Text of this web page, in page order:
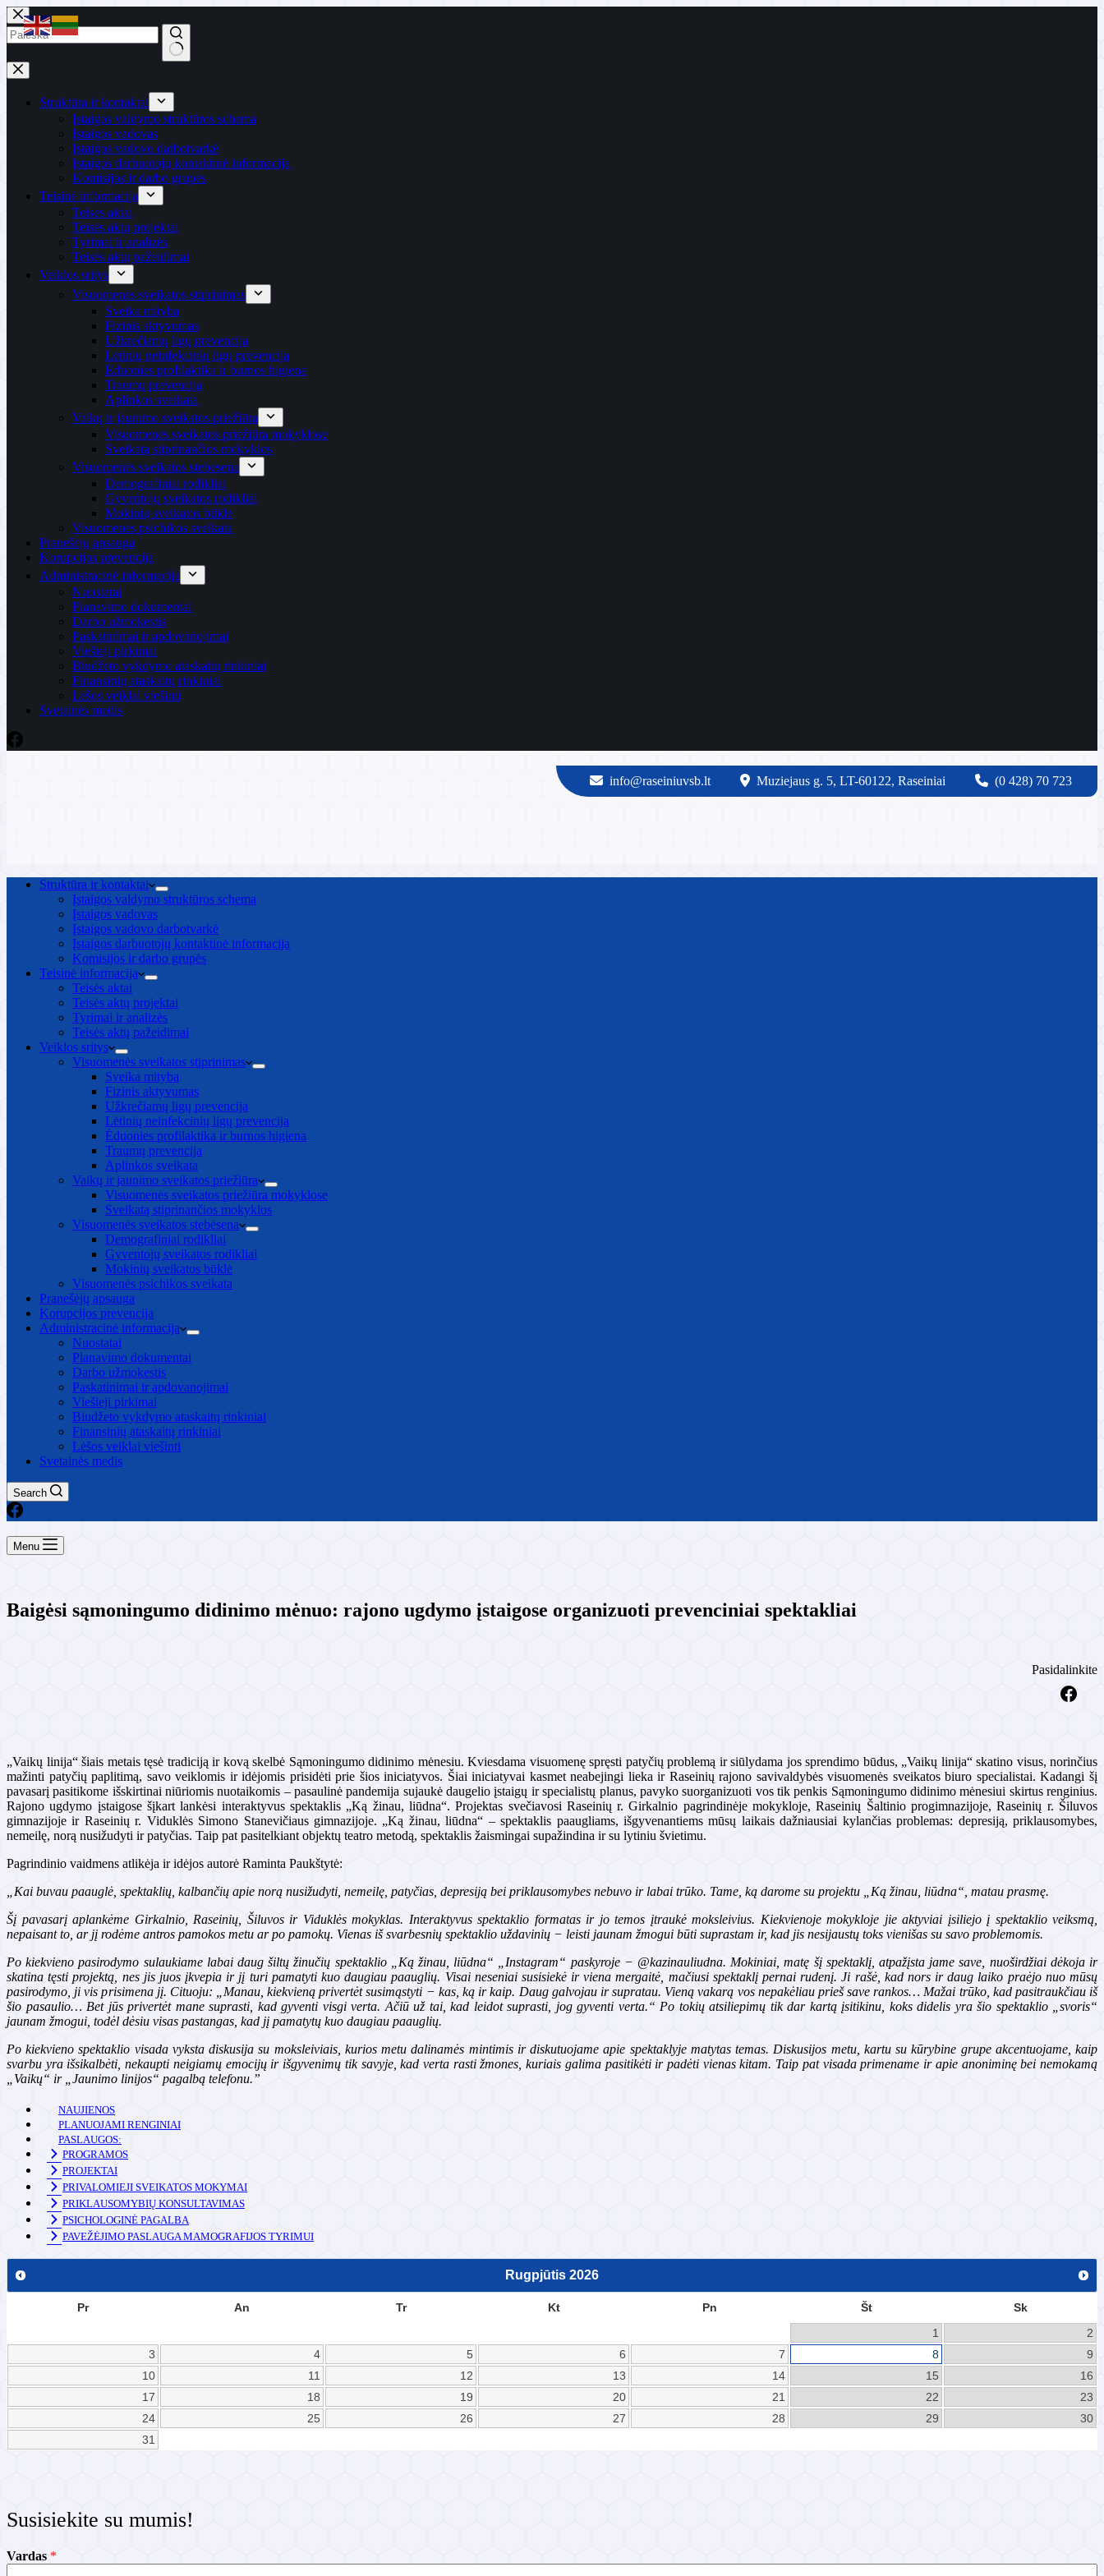
Skip
to
content
No
results
Struktūra ir kontaktai
Įstaigos valdymo struktūros schema
Įstaigos vadovas
Įstaigos vadovo darbotvarkė
Įstaigos darbuotojų kontaktinė informacija
Komisijos ir darbo grupės
Teisinė informacija
Teisės aktai
Teisės aktų projektai
Tyrimai ir analizės
Teisės aktų pažeidimai
Veiklos sritys
Visuomenės sveikatos stiprinimas
Sveika mityba
Fizinis aktyvumas
Užkrečiamų ligų prevencija
Lėtinių neinfekcinių ligų prevencija
Ėduonies profilaktika ir burnos higiena
Traumų prevencija
Aplinkos sveikata
Vaikų ir jaunimo sveikatos priežiūra
Visuomenės sveikatos priežiūra mokyklose
Sveikatą stiprinančios mokyklos
Visuomenės sveikatos stebėsena
Demografiniai rodikliai
Gyventojų sveikatos rodikliai
Mokinių sveikatos būklė
Visuomenės psichikos sveikata
Pranešėjų apsauga
Korupcijos prevencija
Administracinė informacija
Nuostatai
Planavimo dokumentai
Darbo užmokestis
Paskatinimai ir apdovanojimai
Viešieji pirkimai
Biudžeto vykdymo ataskaitų rinkiniai
Finansinių ataskaitų rinkiniai
Lėšos veiklai viešinti
Svetainės medis
info@raseiniuvsb.lt Muziejaus g. 5, LT-60122, Raseiniai (0 428) 70 723
Struktūra ir kontaktai
Įstaigos valdymo struktūros schema
Įstaigos vadovas
Įstaigos vadovo darbotvarkė
Įstaigos darbuotojų kontaktinė informacija
Komisijos ir darbo grupės
Teisinė informacija
Teisės aktai
Teisės aktų projektai
Tyrimai ir analizės
Teisės aktų pažeidimai
Veiklos sritys
Visuomenės sveikatos stiprinimas
Sveika mityba
Fizinis aktyvumas
Užkrečiamų ligų prevencija
Lėtinių neinfekcinių ligų prevencija
Ėduonies profilaktika ir burnos higiena
Traumų prevencija
Aplinkos sveikata
Vaikų ir jaunimo sveikatos priežiūra
Visuomenės sveikatos priežiūra mokyklose
Sveikatą stiprinančios mokyklos
Visuomenės sveikatos stebėsena
Demografiniai rodikliai
Gyventojų sveikatos rodikliai
Mokinių sveikatos būklė
Visuomenės psichikos sveikata
Pranešėjų apsauga
Korupcijos prevencija
Administracinė informacija
Nuostatai
Planavimo dokumentai
Darbo užmokestis
Paskatinimai ir apdovanojimai
Viešieji pirkimai
Biudžeto vykdymo ataskaitų rinkiniai
Finansinių ataskaitų rinkiniai
Lėšos veiklai viešinti
Svetainės medis
Search
Menu
Baigėsi sąmoningumo didinimo mėnuo: rajono ugdymo įstaigose organizuoti prevenciniai spektakliai
Pasidalinkite
„Vaikų linija“ šiais metais tęsė tradiciją ir kovą skelbė Sąmoningumo didinimo mėnesiu. Kviesdama visuomenę spręsti patyčių problemą ir siūlydama jos sprendimo būdus, „Vaikų linija“ skatino visus, norinčius
mažinti patyčių paplitimą, savo veiklomis ir idėjomis prisidėti prie šios iniciatyvos. Šiai iniciatyvai kasmet neabejingi lieka ir Raseinių rajono savivaldybės visuomenės sveikatos biuro specialistai. Kadangi šį
pavasarį pasitikome išskirtinai niūriomis nuotaikomis – pasaulinė pandemija sujaukė daugelio įstaigų ir specialistų planus, pavyko suorganizuoti vos tik penkis Sąmoningumo didinimo mėnesiui skirtus renginius.
Rajono ugdymo įstaigose šįkart lankėsi interaktyvus spektaklis „Ką žinau, liūdna“. Projektas svečiavosi Raseinių r. Girkalnio pagrindinėje mokykloje, Raseinių Šaltinio progimnazijoje, Raseinių r. Šiluvos
gimnazijoje ir Raseinių r. Viduklės Simono Stanevičiaus gimnazijoje. „Ką žinau, liūdna“ – spektaklis paaugliams, išgyvenantiems mūsų laikais dažniausiai kylančias problemas: depresiją, priklausomybes,
nemeilę, norą nusižudyti ir patyčias. Taip pat pasitelkiant objektų teatro metodą, spektaklis žaismingai supažindina ir su lytiniu švietimu.
Pagrindinio vaidmens atlikėja ir idėjos autorė Raminta Paukštytė:
„Kai buvau paauglė, spektaklių, kalbančių apie norą nusižudyti, nemeilę, patyčias, depresiją bei priklausomybes nebuvo ir labai trūko. Tame, ką darome su projektu „Ką žinau, liūdna“, matau prasmę.
Šį pavasarį aplankėme Girkalnio, Raseinių, Šiluvos ir Viduklės mokyklas. Interaktyvus spektaklio formatas ir jo temos įtraukė moksleivius. Kiekvienoje mokykloje jie aktyviai įsiliejo į spektaklio veiksmą,
nepaisant to, ar jį rodėme antros pamokos metu ar po pamokų. Vienas iš svarbesnių spektaklio uždavinių − leisti jaunam žmogui būti suprastam ir, kad jis nesijaustų toks vienišas su savo problemomis.
Po kiekvieno pasirodymo sulaukiame labai daug šiltų žinučių spektaklio „Ką žinau, liūdna“ „Instagram“ paskyroje − @kazinauliudna. Mokiniai, matę šį spektaklį, atpažįsta jame save, nuoširdžiai dėkoja ir
skatina tęsti projektą, nes jis juos įkvepia ir jį turi pamatyti kuo daugiau paauglių. Visai neseniai susisiekė ir viena mergaitė, mačiusi spektaklį pernai rudenį. Ji rašė, kad nors ir daug laiko praėjo nuo mūsų
pasirodymo, ji vis prisimena jį. Cituoju: „Manau, kiekvieną privertėt susimąstyti − kas, ką ir kaip. Daug galvojau ir supratau. Vieną vakarą vos nepakėliau prieš save rankos… Mažai trūko, kad pasitraukčiau iš
šio pasaulio… Bet jūs privertėt mane suprasti, kad gyventi visgi verta. Ačiū už tai, kad leidot suprasti, jog gyventi verta.“ Po tokių atsiliepimų tik dar kartą įsitikinu, koks didelis yra šio spektaklio „svoris“
jaunam žmogui, todėl dėsiu visas pastangas, kad jį pamatytų kuo daugiau paauglių.
Po kiekvieno spektaklio visada vyksta diskusija su moksleiviais, kurios metu dalinamės mintimis ir diskutuojame apie spektaklyje matytas temas. Diskusijos metu, kartu su kūrybine grupe akcentuojame, kaip
svarbu yra išsikalbėti, nekaupti neigiamų emocijų ir išgyvenimų tik savyje, kad verta rasti žmones, kuriais galima pasitikėti ir padėti vienas kitam. Taip pat visada primename ir apie anoniminę bei nemokamą
„Vaikų“ ir „Jaunimo linijos“ pagalbą telefonu.”
NAUJIENOS
PLANUOJAMI RENGINIAI
PASLAUGOS:
PROGRAMOS
PROJEKTAI
PRIVALOMIEJI SVEIKATOS MOKYMAI
PRIKLAUSOMYBIŲ KONSULTAVIMAS
PSICHOLOGINĖ PAGALBA
PAVEŽĖJIMO PASLAUGA MAMOGRAFIJOS TYRIMUI
Rugpjūtis 2026
Pr An Tr Kt Pn Št
Sk
1
2
3
4 5 6 7 8
9
10
11 12 13 14 15
16
17
18 19 20 21 22
23
24
25 26 27 28 29
30
31
Susisiekite su mumis!
Vardas *